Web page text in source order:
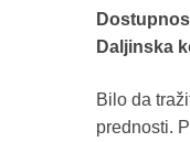
Daljinska
Bilo da
prednosti.